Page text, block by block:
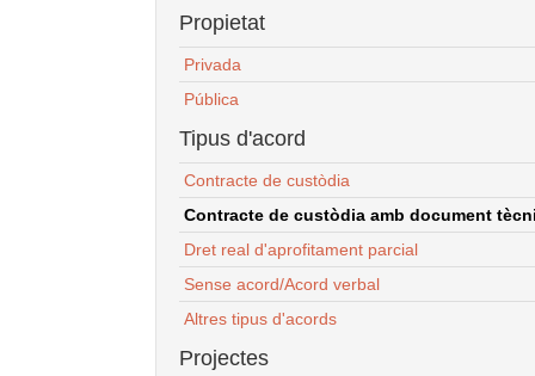
Propietat
Privada
Pública
Tipus d'acord
Contracte de custòdia
Contracte de custòdia amb document
Dret real d'aprofitament parcial
Sense acord/Acord verbal
Altres tipus d'acords
Projectes